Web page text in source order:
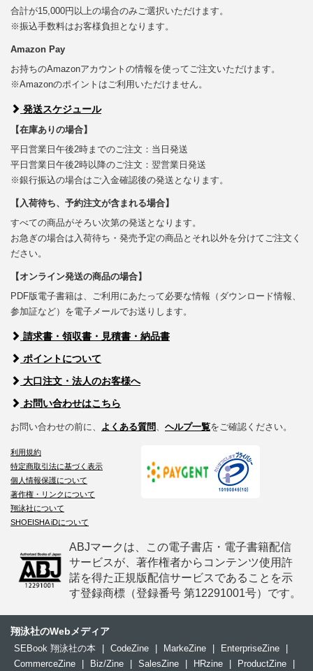
合計が15,000円以上の場合のみご選択いただけます。
※振込手数料はお客様負担となります。
Amazon Pay
お持ちのAmazonアカウントの情報を使ってご注文いただけます。
※Amazonのポイントはご利用いただけません。
発送スケジュール
【在庫ありの場合】
平日営業日午後2時までのご注文：当日発送
平日営業日午後2時以降のご注文：翌営業日発送
※銀行振込の場合はご入金確認後の発送となります。
【入荷待ち、予約注文が含まれる場合】
すべての商品がそろい次第の発送となります。
お急ぎの場合は入荷待ち・発売予定の商品とそれ以外を分けてご注文く
ださい。
【オンライン発送の商品の場合】
PDF版電子書籍は、ご利用にあたって必要な情報（ダウンロード情報、
参加証など）を電子メールでお送りします。
請求書・領収書・見積書・納品書
ポイントについて
大口注文・法人のお客様へ
お問い合わせはこちら
お問い合わせの前に、 よくある質問 ヘルプ一覧をご確認ください。
利用規約
特定商取引法に基づく表示
個人情報保護について
著作権・リンクについて
翔泳社について
SHOEISHA iDについて
ABJマークは、この電子書店・電子書籍配信
サービスが、著作権者からコンテンツ使用許
諾を得た正規版配信サービスであることを示
す登録商標（登録番号 第12291001号）です。
翔泳社のWebメディア
SEBook 翔泳社の本 CodeZine MarkeZine EnterpriseZine
CommerceZine
Biz/Zine SalesZine HRzine ProductZine